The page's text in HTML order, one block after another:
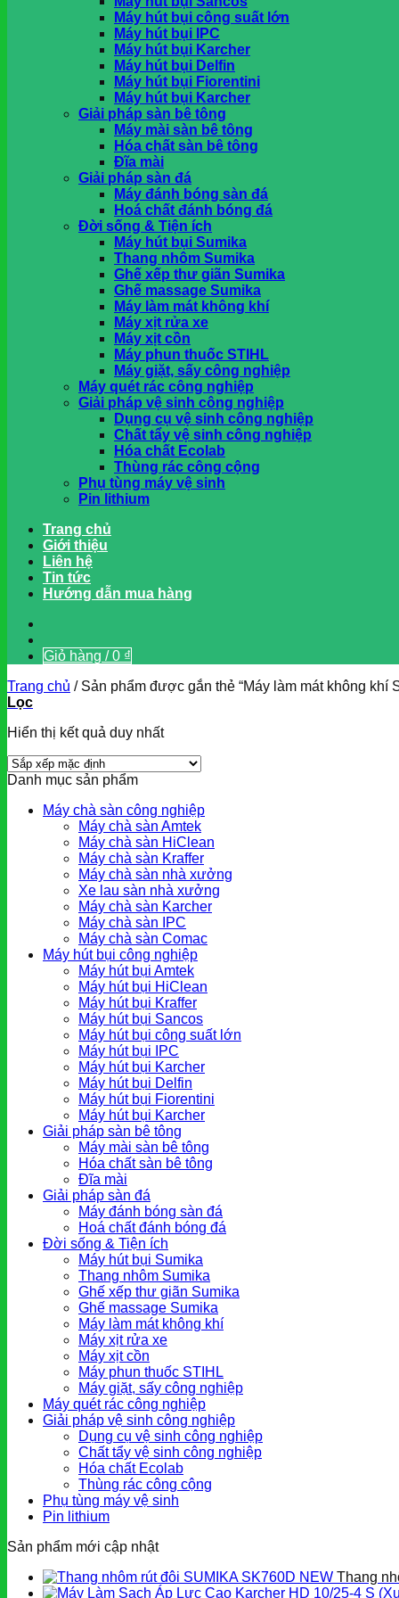
khi nhận hàng tại HCM
Giỏ hàng
Chưa có sản phẩm trong giỏ hàng.
Máy hút bụi công suất lớn
Máy hút bụi IPC
Máy hút bụi Karcher
Máy hút bụi Delfin
Máy hút bụi Fiorentini
Máy hút bụi Karcher
Giải pháp sàn bê tông
Máy mài sàn bê tông
Hóa chất sàn bê tông
Đĩa mài
Giải pháp sàn đá
Máy đánh bóng sàn đá
Hoá chất đánh bóng đá
Đời sống & Tiện ích
Máy hút bụi Sumika
Thang nhôm Sumika
Ghế xếp thư giãn Sumika
Ghế massage Sumika
Máy làm mát không khí
Máy xịt rửa xe
Máy xịt cồn
Máy phun thuốc STIHL
Máy giặt, sấy công nghiệp
Máy quét rác công nghiệp
Giải pháp vệ sinh công nghiệp
Dụng cụ vệ sinh công nghiệp
Chất tẩy vệ sinh công nghiệp
Hóa chất Ecolab
Thùng rác công cộng
Phụ tùng máy vệ sinh
Pin lithium
Trang chủ
Giới thiệu
Liên hệ
Tin tức
Hướng dẫn mua hàng
Giỏ hàng /0 ₫
Trang chủ /Sản phẩm được gắn thẻ “Máy làm mát không khí
Lọc
Hiển thị kết quả duy nhất
Danh mục sản phẩm
Máy chà sàn công nghiệp
Máy chà sàn Amtek
Máy chà sàn HiClean
Máy chà sàn Kraffer
Máy chà sàn nhà xưởng
Xe lau sàn nhà xưởng
Máy chà sàn Karcher
Máy chà sàn IPC
Máy chà sàn Comac
Máy hút bụi công nghiệp
Máy hút bụi Amtek
Máy hút bụi HiClean
Máy hút bụi Kraffer
Máy hút bụi Sancos
Máy hút bụi công suất lớn
Máy hút bụi IPC
Máy hút bụi Karcher
Máy hút bụi Delfin
Máy hút bụi Fiorentini
Máy hút bụi Karcher
Giải pháp sàn bê tông
Máy mài sàn bê tông
Hóa chất sàn bê tông
Đĩa mài
Giải pháp sàn đá
Máy đánh bóng sàn đá
Hoá chất đánh bóng đá
Đời sống & Tiện ích
Máy hút bụi Sumika
Thang nhôm Sumika
Ghế xếp thư giãn Sumika
Ghế massage Sumika
Máy làm mát không khí
Máy xịt rửa xe
Máy xịt cồn
Máy phun thuốc STIHL
Máy giặt, sấy công nghiệp
Máy quét rác công nghiệp
Giải pháp vệ sinh công nghiệp
Dụng cụ vệ sinh công nghiệp
Chất tẩy vệ sinh công nghiệp
Hóa chất Ecolab
Thùng rác công cộng
Phụ tùng máy vệ sinh
Pin lithium
Sản phẩm mới cập nhật
Thang